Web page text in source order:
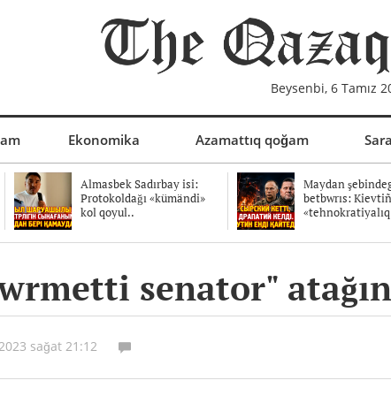
Beysenbi, 6 Tamız
Ekonomika Azamattıq qoğam
Almasbek Sadırbay isi:
Protokoldağı «kümändi»
kol qoyul..
Maydan
betbwrıs: Kievtiñ
senator"
sağat 21:12